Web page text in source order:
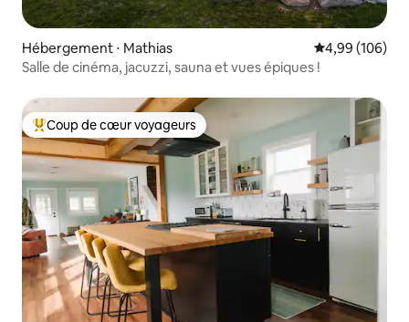
Hébergement ⋅ Mathias Évaluation
4,99 (106)
Salle de cinéma, jacuzzi, sauna et vues épiques !
Coups de cœur voyageurs les plus appréciés
Coup de cœur voyageurs